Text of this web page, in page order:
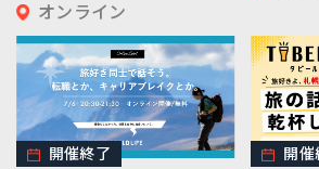
オンライン
開催終了 開催